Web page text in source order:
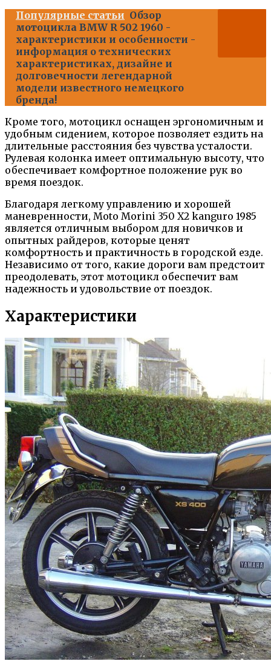
Популярные статьи Обзор
мотоцикла BMW R 502 1960 -
характеристики и особенности -
информация о технических
характеристиках, дизайне и
долговечности легендарной
модели известного немецкого
бренда!
Кроме того, мотоцикл оснащен эргономичным и
удобным сидением, которое позволяет ездить на
длительные расстояния без чувства усталости.
Рулевая колонка имеет оптимальную высоту, что
обеспечивает комфортное положение рук во
время поездок.
Благодаря легкому управлению и хорошей
маневренности, Moto Morini 350 X2 kanguro 1985
является отличным выбором для новичков и
опытных райдеров, которые ценят
комфортность и практичность в городской езде.
Независимо от того, какие дороги вам предстоит
преодолевать, этот мотоцикл обеспечит вам
надежность и удовольствие от поездок.
Характеристики